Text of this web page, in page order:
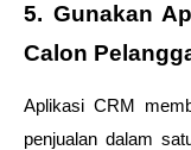
5. Gunakan
Calon
Aplikasi CRM
penjualan dalam